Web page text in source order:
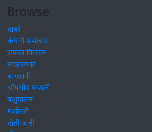
Browse
खबरें
कंपनी समाचार
सफल किसान
साक्षात्कार
बागवानी
औषधीय फसलें
पशुपालन
मशीनरी
खेती-बाड़ी